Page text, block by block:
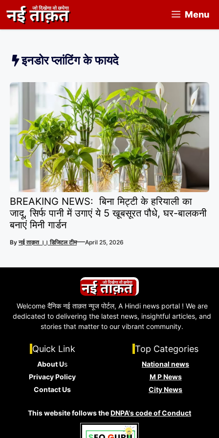
to
content
Menu
इनडोर प्लांटिंग के फायदे
BREAKING NEWS: बिना मिट्टी के हरियाली का
जादू, सिर्फ पानी में उगाएं ये 5 खूबसूरत पौधे, घर-बालकनी
बनाएं मिनी गार्डन
Byनई ताक़त ।। डिजिटल टीम—April 25, 2026
Welcome दैनिक नई ताक़त न्यूज पोर्टल, A Hindi news portal ! We are
dedicated to delivering the latest news, insightful articles, and
stories that matter to our vibrant community.
Quick Link
About Us
Privacy Policy
Contact Us
Top Categories
National news
M P News
City News
This website follows theDNPA's code of Conduct